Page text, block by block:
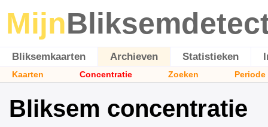
Mijn
Bliksemkaarten Archieven Statistieken
Kaarten Concentratie Zoeken Periode
Bliksem concentratie